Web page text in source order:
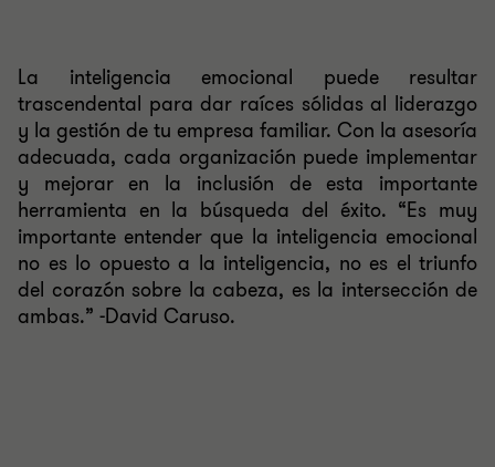
La inteligencia emocional puede resultar
trascendental para dar raíces sólidas al liderazgo
y la gestión de tu empresa familiar. Con la asesoría
adecuada, cada organización puede implementar
y mejorar en la inclusión de esta importante
herramienta en la búsqueda del éxito. “Es muy
importante entender que la inteligencia emocional
no es lo opuesto a la inteligencia, no es el triunfo
del corazón sobre la cabeza, es la intersección de
ambas.” -David Caruso.